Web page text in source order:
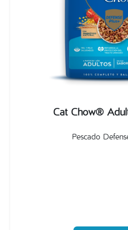
Cat Chow®
Pescado